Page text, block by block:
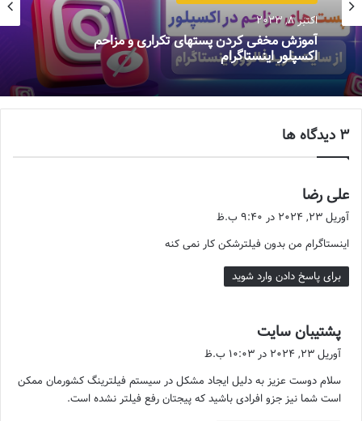
اکتبر 8, 2023
آموزش مخفی کردن پست­های تکراری و مزاحم
اکسپلور اینستاگرام
‫3 دیدگاه ها
علی رضا
ف
:
آوریل 23, 2024 در 9:40 ب.ظ
اینستاگرام من بدون فیلترشکن کار نمی کنه
برای پاسخ دادن وارد شوید
پشتیبان سایت
ف
:
آوریل 23, 2024 در 10:03 ب.ظ
سلام دوست عزیز به دلیل ایجاد مشکل در سیستم فیلترینگ کشورمان ممکن
است شما نیز جزو افرادی باشید که پیجتان رفع فیلتر نشده است.